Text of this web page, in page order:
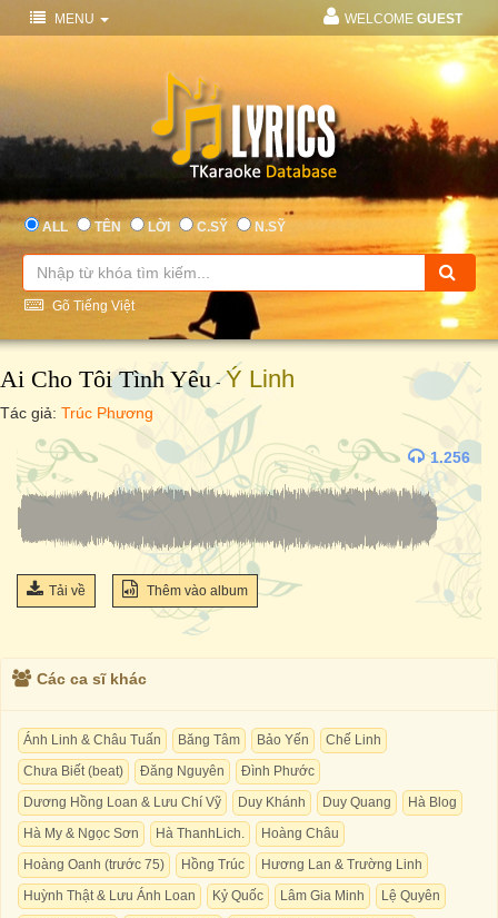
MENU WELCOME GUEST
ALL TÊN LỜI C.SỸ N.SỸ
Gõ Tiếng Việt
Ai Cho Tôi Tình Yêu-Ý Linh
Tác giả: Trúc Phương
1.256
Tải về Thêm vào album
Các ca sĩ khác
Ánh Linh & Châu Tuấn Băng Tâm Bảo Yến
Chế Linh
Chưa Biết (beat)
Đăng Nguyên
Đình Phước
Dương Hồng Loan & Lưu Chí Vỹ
Duy Khánh Duy Quang
Hà Blog
Hà My & Ngọc Sơn
Hà ThanhLich.
Hoàng Châu
Hoàng Oanh (trước 75)
Hồng Trúc
Hương Lan & Trường Linh
Huỳnh Thật & Lưu Ánh Loan
Kỷ Quốc Lâm Gia Minh
Lệ Quyên